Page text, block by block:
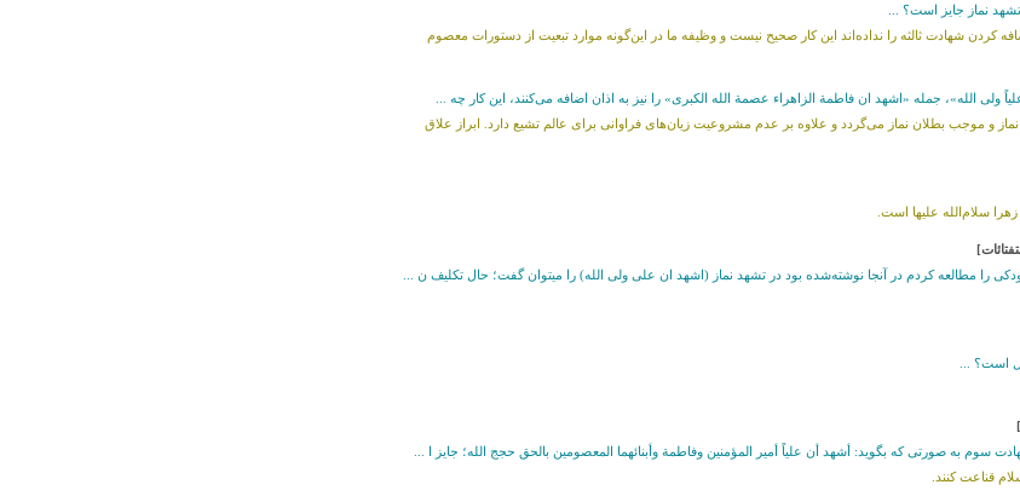
تشهد نماز جایز است؟ ...
کردن شهادت ثالثه را نداده‌اند این کار صحیح نیست و وظیفه ما در این‌گونه موارد تبعیت از دستورات معصوم
ولى الله»، جمله «اشهد ان فاطمة الزاهراء عصمة الله الکبرى» را نیز به اذان اضافه می‌کنند، این کار چه ...
و موجب بطلان نماز می‌گردد و علاوه بر عدم مشروعیت زیان‌های فراوانى براى عالم تشیع دارد. ابراز علاق
سلام‌الله علیها است.
را مطالعه کردم در آنجا نوشته‌شده بود در تشهد نماز (اشهد ان علی ولی الله) را میتوان‌ گفت؛ حال تکلیف ن ...
است؟ ...
سوم به صورتی که بگوید: أشهد أن علياً أمير المؤمنين وفاطمة وأبنائهما المعصومين بالحق حجج الله؛ جایز ا ...
قناعت کنند.